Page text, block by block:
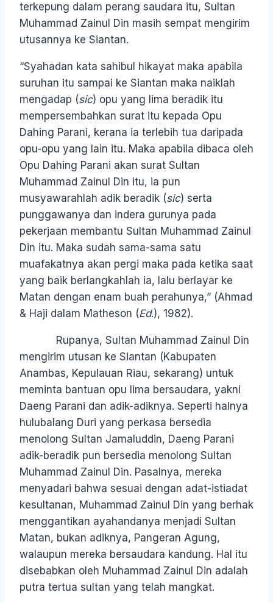
terkepung dalam perang saudara itu, Sultan
Muhammad Zainul Din masih sempat mengirim
utusannya ke Siantan.
“Syahadan kata sahibul hikayat maka apabila
suruhan itu sampai ke Siantan maka naiklah
mengadap (sic) opu yang lima beradik itu
mempersembahkan surat itu kepada Opu
Dahing Parani, kerana ia terlebih tua daripada
opu-opu yang lain itu. Maka apabila dibaca oleh
Opu Dahing Parani akan surat Sultan
Muhammad Zainul Din itu, ia pun
musyawarahlah adik beradik (sic) serta
punggawanya dan indera gurunya pada
pekerjaan membantu Sultan Muhammad Zainul
Din itu. Maka sudah sama-sama satu
muafakatnya akan pergi maka pada ketika saat
yang baik berlangkahlah ia, lalu berlayar ke
Matan dengan enam buah perahunya,” (Ahmad
& Haji dalam Matheson (Ed.), 1982).
Rupanya, Sultan Muhammad Zainul Din
mengirim utusan ke Siantan (Kabupaten
Anambas, Kepulauan Riau, sekarang) untuk
meminta bantuan opu lima bersaudara, yakni
Daeng Parani dan adik-adiknya. Seperti halnya
hulubalang Duri yang perkasa bersedia
menolong Sultan Jamaluddin, Daeng Parani
adik-beradik pun bersedia menolong Sultan
Muhammad Zainul Din. Pasalnya, mereka
menyadari bahwa sesuai dengan adat-istiadat
kesultanan, Muhammad Zainul Din yang berhak
menggantikan ayahandanya menjadi Sultan
Matan, bukan adiknya, Pangeran Agung,
walaupun mereka bersaudara kandung. Hal itu
disebabkan oleh Muhammad Zainul Din adalah
putra tertua sultan yang telah mangkat.